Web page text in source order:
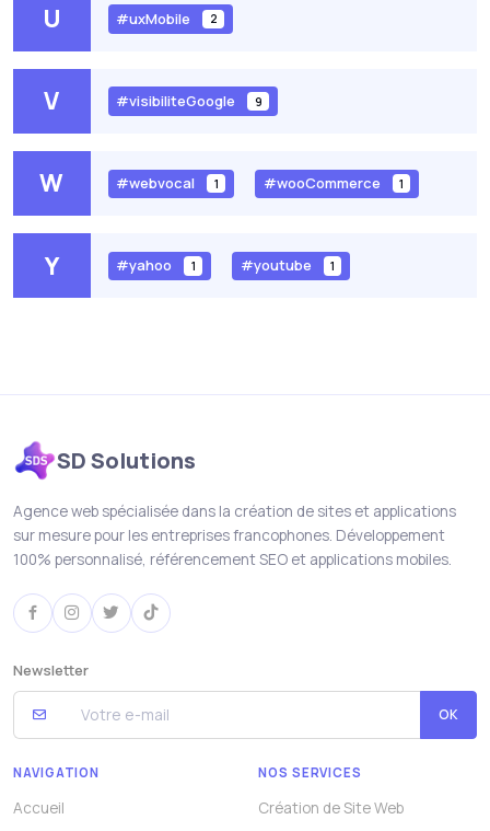
U #uxMobile 2
V #visibiliteGoogle 9
W #webvocal 1 #wooCommerce 1
Y #yahoo 1 #youtube 1
SD Solutions
Agence web spécialisée dans la création de sites et applications
sur mesure pour les entreprises francophones. Développement
100% personnalisé, référencement SEO et applications mobiles.
Newsletter
OK
NAVIGATION
Accueil
NOS SERVICES
Création de Site Web